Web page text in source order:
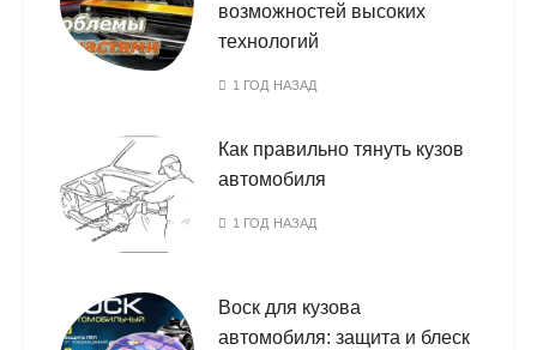
возможностей высоких
технологий
1 ГОД НАЗАД
Как правильно тянуть кузов
автомобиля
1 ГОД НАЗАД
Воск для кузова
автомобиля: защита и блеск